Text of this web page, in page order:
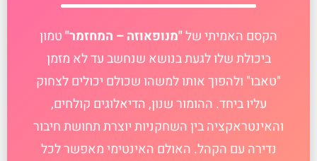
הקסם האמיתי של"מנופאוזה – המחזמר"טמון
ביכולת שלו לגעת בנושא שנחשב עד לא מזמן
"טאבו" ולהפוך אותו למשהו שכולם יכולים לצחוק
עליו ביחד. ההומור שנון, הדיאלוגים קולחים,
והאינטראקציה בין השחקניות יוצרת תחושת חיבור
נדירה עם הקהל. האולם האינטימי מאפשר לכל